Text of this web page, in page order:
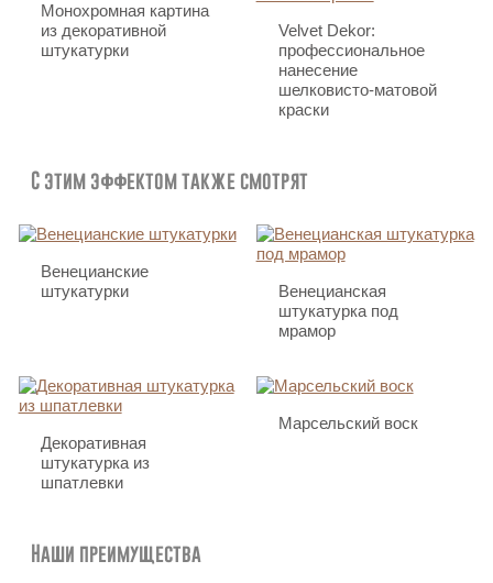
Монохромная картина
из декоративной
штукатурки
Velvet Dekor:
профессиональное
нанесение
шелковисто-матовой
краски
С этим эффектом также смотрят
Венецианские
штукатурки
Венецианская
штукатурка под
мрамор
Декоративная
штукатурка из
шпатлевки
Марсельский воск
Наши преимущества